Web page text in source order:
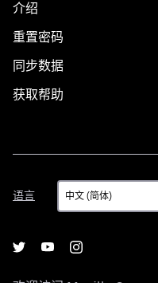
介绍
重置密码
同步数据
获取帮助
语言
语
言